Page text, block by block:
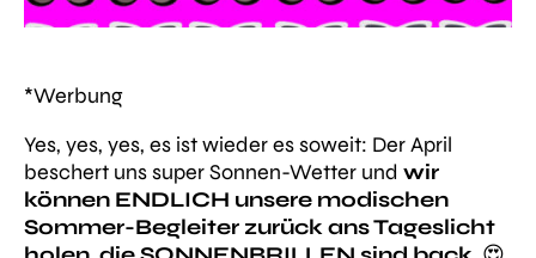
*Werbung
Yes, yes, yes, es ist wieder es soweit: Der April
beschert uns super Sonnen-Wetter und wir
können ENDLICH unsere modischen
Sommer-Begleiter zurück ans Tageslicht